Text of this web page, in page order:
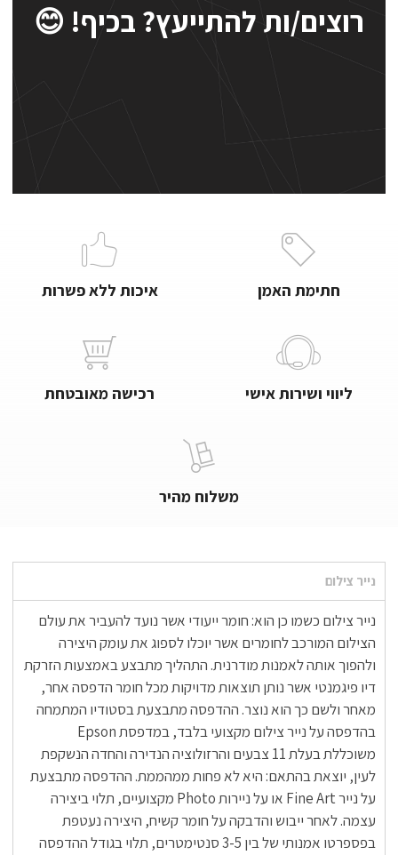
רוצים/ות להתייעץ? בכיף! 😊
חתימת האמן איכות ללא פשרות
ליווי ושירות אישי רכישה מאובטחת
משלוח מהיר
נייר צילום
נייר צילום כשמו כן הוא: חומר ייעודי אשר נועד להעביר את עולם
הצילום המורכב לחומרים אשר יוכלו לספוג את עומק היצירה
ולהפוך אותה לאמנות מודרנית. התהליך מתבצע באמצעות הזרקת
דיו פיגמנטי אשר נותן תוצאות מדויקות מכל חומר הדפסה אחר,
מאחר ולשם כך הוא נוצר. ההדפסה מתבצעת בסטודיו המתמחה
בהדפסה על נייר צילום מקצועי בלבד, במדפסת Epson
משוכללת בעלת 11 צבעים והרזולוציה הנדירה והחדה הנשקפת
לעין, יוצאת בהתאם: היא לא פחות ממהממת. ההדפסה מתבצעת
על נייר Fine Art או על ניירות Photo מקצועיים, תלוי ביצירה
עצמה. לאחר ייבוש והדבקה על חומר קשיח, היצירה נעטפת
בפספרטו אמנותי של בין 3-5 סנטימטרים, תלוי בגודל ההדפסה